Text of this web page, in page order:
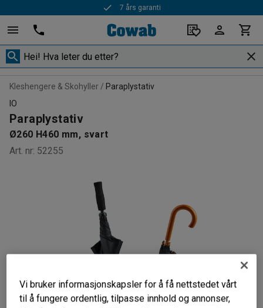
7 års garanti
Kleshengere & Skohyller
Paraplystativ
IO
Paraplystativ
Ø260 H460 mm, svart
Art. nr: 52255
Vi bruker informasjonskapsler for å få nettstedet vårt
til å fungere ordentlig, tilpasse innhold og annonser,